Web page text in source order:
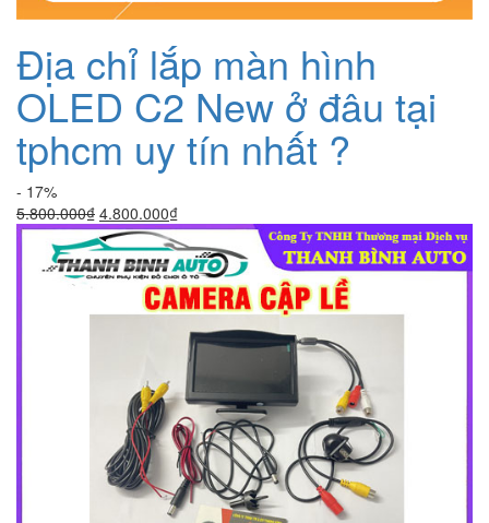
Địa chỉ lắp màn hình
OLED C2 New ở đâu tại
tphcm uy tín nhất ?
- 17%
5.800.000₫ Giá
gốc
là:
5.800.000₫.
4.800.000₫Giá
hiện
tại
là:
4.800.000₫.